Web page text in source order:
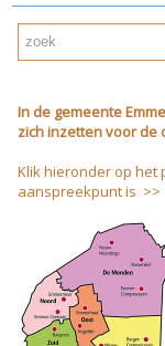
In de gemeente
zich inzetten voor de
Klik hieronder op het
aanspreekpunt is >>